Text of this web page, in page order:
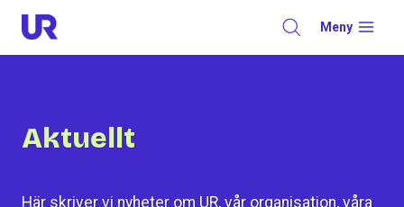
Skip
content
Meny
Aktuellt
Här skriver vi nyheter om UR, vår organisation, våra